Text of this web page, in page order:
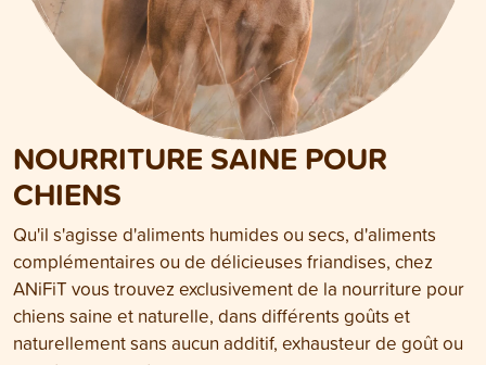
NOURRITURE SAINE POUR
CHIENS
Qu'il s'agisse d'aliments humides ou secs, d'aliments
complémentaires ou de délicieuses friandises, chez
ANiFiT vous trouvez exclusivement de la nourriture pour
chiens saine et naturelle, dans différents goûts et
naturellement sans aucun additif, exhausteur de goût ou